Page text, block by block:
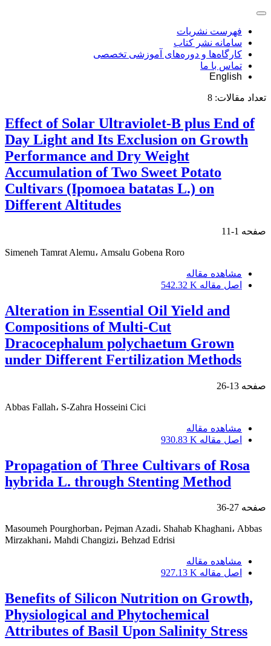
فهرست نشریات
سامانه نشر کتاب
کارگاه‌ها و دوره‌های آموزشی تخصصی
تماس با ما
English
تعداد مقالات: 8
Effect of Solar Ultraviolet-B plus End of
Day Light and Its Exclusion on Growth
Performance and Dry Weight
Accumulation of Two Sweet Potato
Cultivars (Ipomoea batatas L.) on
Different Altitudes
صفحه 1-11
Simeneh Tamrat Alemu، Amsalu Gobena Roro
مشاهده مقاله
اصل مقاله 542.32 K
Alteration in Essential Oil Yield and
Compositions of Multi-Cut
Dracocephalum polychaetum Grown
under Different Fertilization Methods
صفحه 13-26
Abbas Fallah، S-Zahra Hosseini Cici
مشاهده مقاله
اصل مقاله 930.83 K
Propagation of Three Cultivars of Rosa
hybrida L. through Stenting Method
صفحه 27-36
Masoumeh Pourghorban، Pejman Azadi، Shahab Khaghani، Abbas
Mirzakhani، Mahdi Changizi، Behzad Edrisi
مشاهده مقاله
اصل مقاله 927.13 K
Benefits of Silicon Nutrition on Growth,
Physiological and Phytochemical
Attributes of Basil Upon Salinity Stress